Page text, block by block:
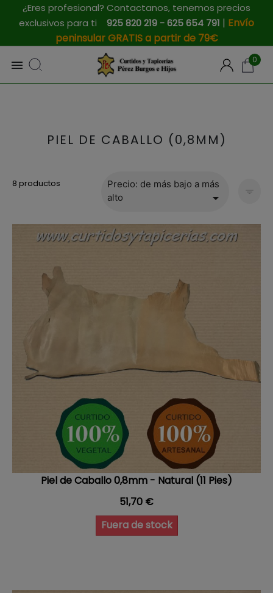
¿Eres profesional? Contactanos, tenemos precios
exclusivos para ti 925 820 219 - 625 654 791 | Envío
peninsular GRATIS a partir de 79€
 0
PIEL DE CABALLO (0,8MM)
8 productos
Precio: de más bajo a más
alto

Piel de Caballo 0,8mm - Natural (11 Pies)
Precio
51,70 €
Fuera de stock